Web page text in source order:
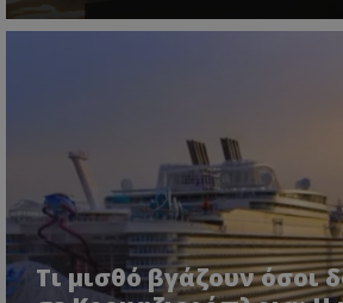
Τι μισθό βγάζουν όσοι